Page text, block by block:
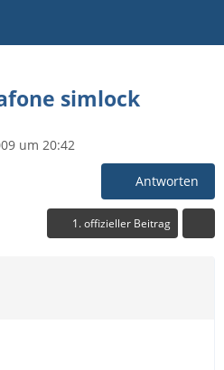
simlock
um 20:42
Antworten
1. offizieller Beitrag